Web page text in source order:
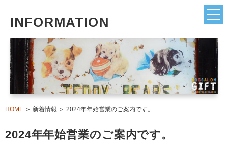
INFORMATION
HOME ＞ 新着情報 ＞ 2024年年始営業のご案内です。
2024年年始営業のご案内です。